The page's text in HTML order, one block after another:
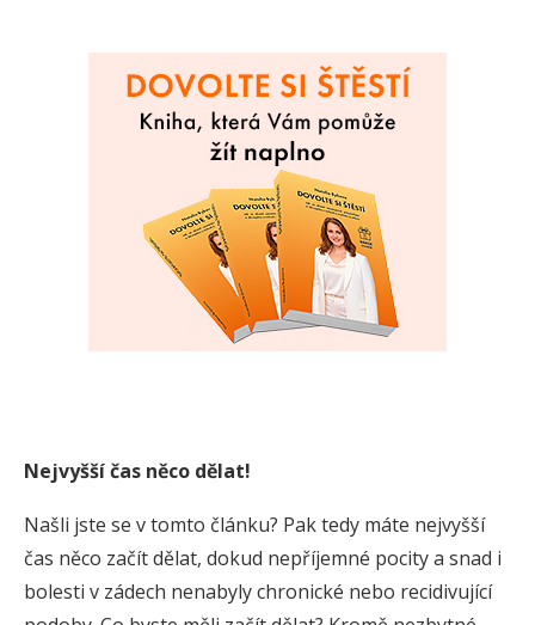
Nejvyšší čas něco dělat!
Našli jste se v tomto článku? Pak tedy máte nejvyšší
čas něco začít dělat, dokud nepříjemné pocity a snad i
bolesti v zádech nenabyly chronické nebo recidivující